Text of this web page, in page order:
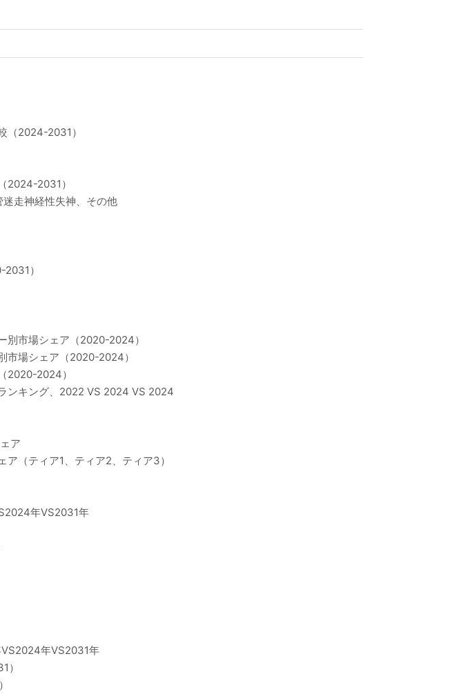
（2024-2031）
2024-2031）
走神経性失神、その他
）
別市場シェア（2020-2024）
市場シェア（2020-2024）
2020-2024）
ンキング、2022 VS 2024 VS 2024
ア
（ティア1、ティア2、ティア3）
年VS2031年
年VS2031年
）